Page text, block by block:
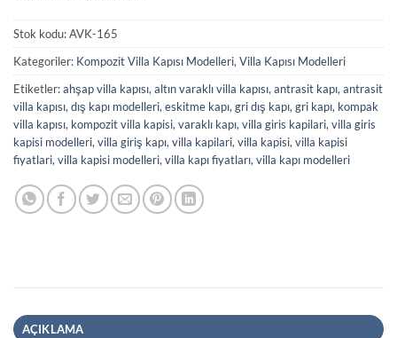
Stok kodu:AVK-165
Kategoriler: Kompozit Villa Kapısı Modelleri, Villa Kapısı Modelleri
Etiketler:ahşap villa kapısı, altın varaklı villa kapısı, antrasit kapı, antrasit
villa kapısı, dış kapı modelleri, eskitme kapı, gri dış kapı, gri kapı, kompak
villa kapısı, kompozit villa kapisi, varaklı kapı, villa giris kapilari, villa giris
kapisi modelleri, villa giriş kapı, villa kapilari, villa kapisi, villa kapisi
fiyatlari, villa kapisi modelleri, villa kapı fiyatları, villa kapı modelleri
AÇIKLAMA